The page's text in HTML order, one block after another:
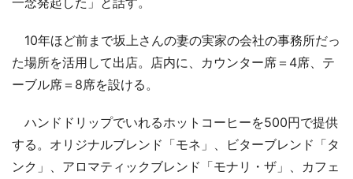
10年ほど前まで坂上さんの妻の実家の会社の事務所だっ
た場所を活用して出店。店内に、カウンター席＝4席、テ
ーブル席＝8席を設ける。
ハンドドリップでいれるホットコーヒーを500円で提供
する。オリジナルブレンド「モネ」、ビターブレンド「タ
ンク」、アロマティックブレンド「モナリ・ザ」、カフェ